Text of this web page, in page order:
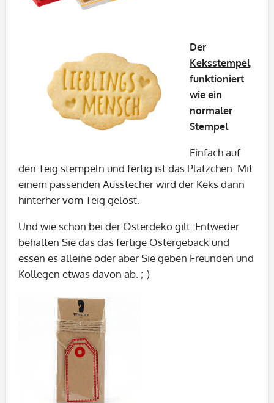
Der
Keksstempel
funktioniert
wie ein
normaler
Stempel
Einfach auf
den Teig stempeln und fertig ist das Plätzchen. Mit
einem passenden Ausstecher wird der Keks dann
hinterher vom Teig gelöst.
Und wie schon bei der Osterdeko gilt: Entweder
behalten Sie das das fertige Ostergebäck und
essen es alleine oder aber Sie geben Freunden und
Kollegen etwas davon ab. ;-)